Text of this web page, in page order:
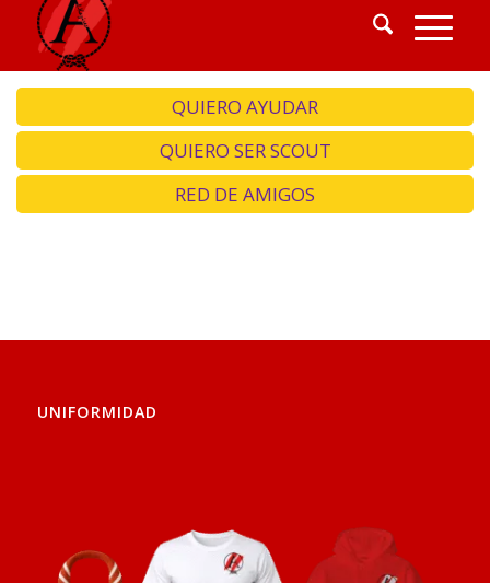
QUIERO AYUDAR
QUIERO SER SCOUT
RED DE AMIGOS
UNIFORMIDAD